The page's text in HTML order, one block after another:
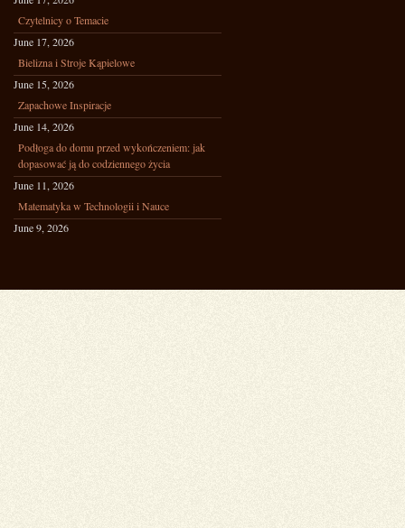
Czytelnicy o Temacie
June 17, 2026
Bielizna i Stroje Kąpielowe
June 15, 2026
Zapachowe Inspiracje
June 14, 2026
Podłoga do domu przed wykończeniem: jak
dopasować ją do codziennego życia
June 11, 2026
Matematyka w Technologii i Nauce
June 9, 2026